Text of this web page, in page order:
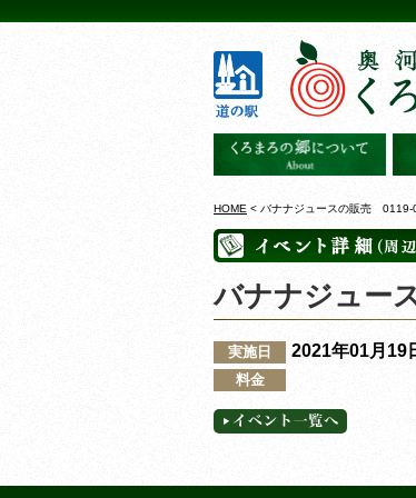
HOME < バナナジュースの販売 0119-
バナナジュー
実施日 2021年01月19
料金